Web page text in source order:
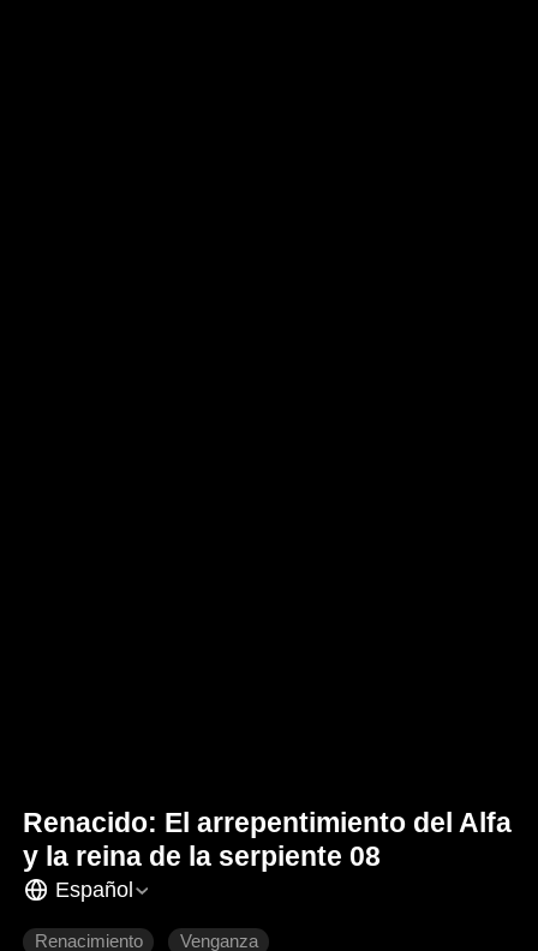
Renacido: El arrepentimiento del Alfa
y la reina de la serpiente 08
Español
Renacimiento Venganza